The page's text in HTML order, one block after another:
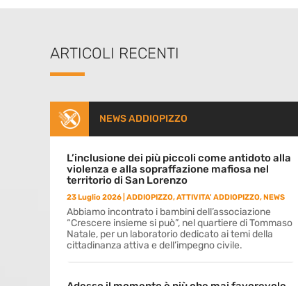
ARTICOLI RECENTI
NEWS ADDIOPIZZO
L’inclusione dei più piccoli come antidoto alla
violenza e alla sopraffazione mafiosa nel
territorio di San Lorenzo
23 Luglio 2026 ADDIOPIZZO,ATTIVITA' ADDIOPIZZO, NEWS
Abbiamo incontrato i bambini dell’associazione
“Crescere insieme si può”, nel quartiere di Tommaso
Natale, per un laboratorio dedicato ai temi della
cittadinanza attiva e dell’impegno civile.